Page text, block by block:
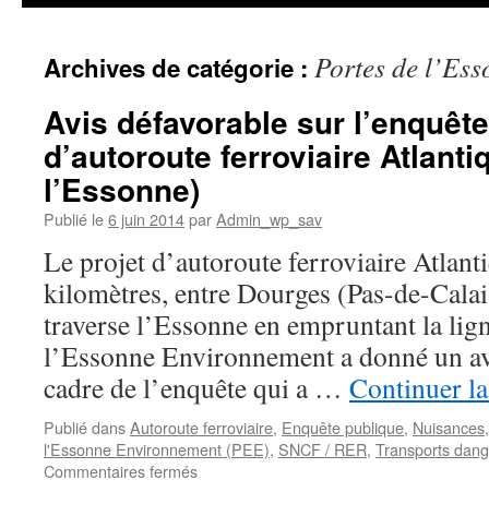
Archives de catégorie : Portes de
Avis défavorable sur
d’autoroute ferroviaire
l’Essonne)
Publié le6 juin 2014parAdmin_wp_sav
Le projet d’autoroute ferroviaire
kilomètres, entre Dourges (Pas-de-
traverse l’Essonne en empruntant la
l’Essonne Environnement a donné un
cadre de l’enquête qui a … Continuer
Publié dansAutoroute ferroviaire, Enquête publique, Nuisances
l'Essonne Environnement (PEE), SNCF / RER, Transports
Commentaires ferméssur